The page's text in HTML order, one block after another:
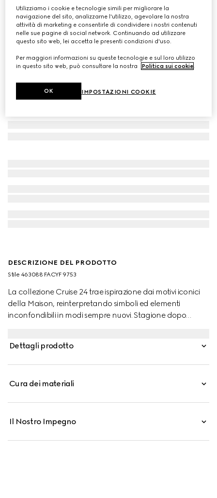
CHF 340
Variantetessuto GG Supreme beige ed ebano
DESCRIZIONE DEL PRODOTTO
Stile ‎463088 FACYF 9753
La collezione Cruise 24 trae ispirazione dai motivi iconici
della Maison, reinterpretando simboli ed elementi
inconfondibili in modi sempre nuovi. Stagione dopo
Dettagli prodotto
Cura dei materiali
Il Nostro Impegno
Utilizziamo i cookie e tecnologie simili per migliorare la
navigazione del sito, analizzarne l'utilizzo, agevolare la nostra
attività di marketing e consentirle di condividere i nostri contenuti
nelle sue pagine di social network. Continuando ad utilizzare
questo sito web, lei accetta le presenti condizioni d'uso.
Per maggiori informazioni su queste tecnologie e sul loro utilizzo
in questo sito web, può consultare la nostra
Politica sui cookie.
IMPOSTAZIONI COOKIE
OK